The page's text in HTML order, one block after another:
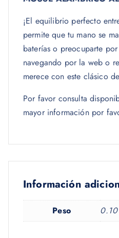
¡El equilibrio perfecto
permite que tu mano se
baterías o preocuparte
navegando por la web o
merece con este clásico
Por favor consulta
mayor información por
Información
Peso